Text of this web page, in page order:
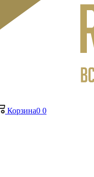
Корзина0 0